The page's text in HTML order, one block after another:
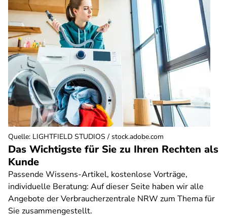
Das Wichtigste für Sie zu Ihren Rechten als
Kunde
Passende Wissens-Artikel, kostenlose Vorträge,
individuelle Beratung: Auf dieser Seite haben wir alle
Angebote der Verbraucherzentrale NRW zum Thema für
Sie zusammengestellt.
Quelle: LIGHTFIELD STUDIOS / stock.adobe.com